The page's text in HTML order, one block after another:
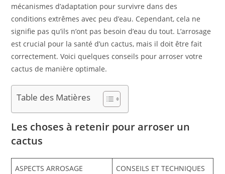
mécanismes d’adaptation pour survivre dans des
conditions extrêmes avec peu d’eau. Cependant, cela ne
signifie pas qu’ils n’ont pas besoin d’eau du tout. L’arrosage
est crucial pour la santé d’un cactus, mais il doit être fait
correctement. Voici quelques conseils pour arroser votre
cactus de manière optimale.
Table des Matières
Les choses à retenir pour arroser un
cactus
ASPECTS ARROSAGE
CONSEILS ET TECHNIQUES